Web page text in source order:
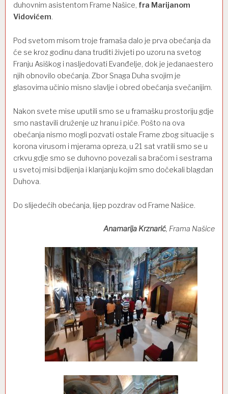
duhovnim asistentom Frame Našice, fra Marijanom
Vidovićem.
Pod svetom misom troje framaša dalo je prva obećanja da
će se kroz godinu dana truditi živjeti po uzoru na svetog
Franju Asiškog i nasljedovati Evanđelje, dok je jedanaestero
njih obnovilo obećanja. Zbor Snaga Duha svojim je
glasovima učinio misno slavlje i obred obećanja svečanijim.
Nakon svete mise uputili smo se u framašku prostoriju gdje
smo nastavili druženje uz hranu i piće. Pošto na ova
obećanja nismo mogli pozvati ostale Frame zbog situacije s
korona virusom i mjerama opreza, u 21 sat vratili smo se u
crkvu gdje smo se duhovno povezali sa braćom i sestrama
u svetoj misi bdijenja i klanjanju kojim smo dočekali blagdan
Duhova.
Do slijedećih obećanja, lijep pozdrav od Frame Našice.
Anamarija Krznarić, Frama Našice